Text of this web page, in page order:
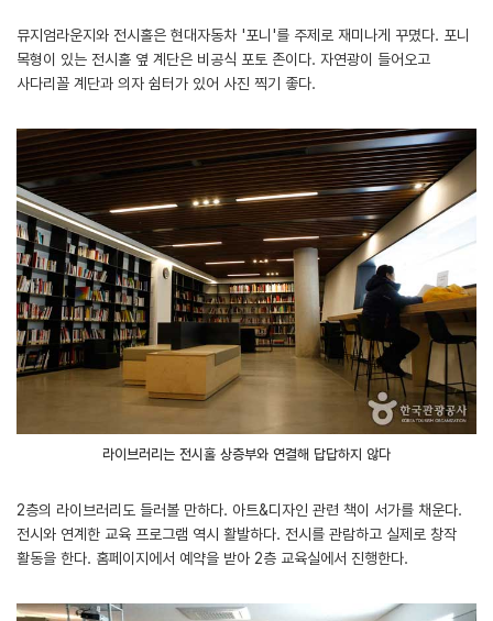
뮤지엄라운지와 전시홀은 현대자동차 '포니'를 주제로 재미나게 꾸몄다. 포니
목형이 있는 전시홀 옆 계단은 비공식 포토 존이다. 자연광이 들어오고
사다리꼴 계단과 의자 쉼터가 있어 사진 찍기 좋다.
라이브러리는 전시홀 상층부와 연결해 답답하지 않다
2층의 라이브러리도 들러볼 만하다. 아트&디자인 관련 책이 서가를 채운다.
전시와 연계한 교육 프로그램 역시 활발하다. 전시를 관람하고 실제로 창작
활동을 한다. 홈페이지에서 예약을 받아 2층 교육실에서 진행한다.